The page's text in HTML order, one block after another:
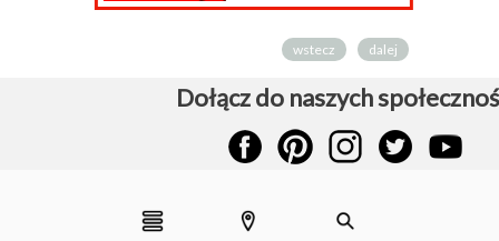
wstecz dalej
Dołącz do naszych